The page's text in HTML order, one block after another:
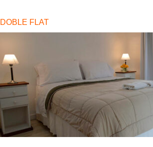
DOBLE FLAT